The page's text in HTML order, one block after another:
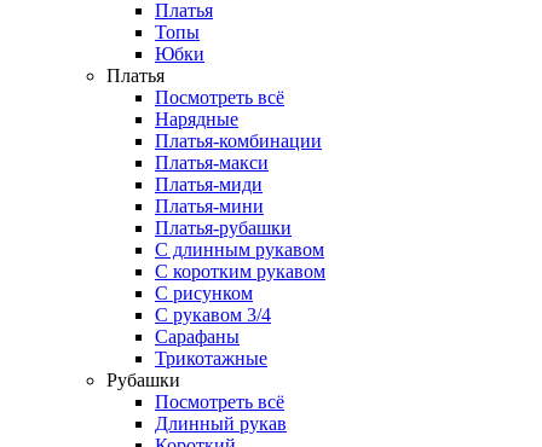
Платья
Топы
Юбки
Платья
Посмотреть всё
Нарядные
Платья-комбинации
Платья-макси
Платья-миди
Платья-мини
Платья-рубашки
С длинным рукавом
С коротким рукавом
С рисунком
С рукавом 3/4
Сарафаны
Трикотажные
Рубашки
Посмотреть всё
Длинный рукав